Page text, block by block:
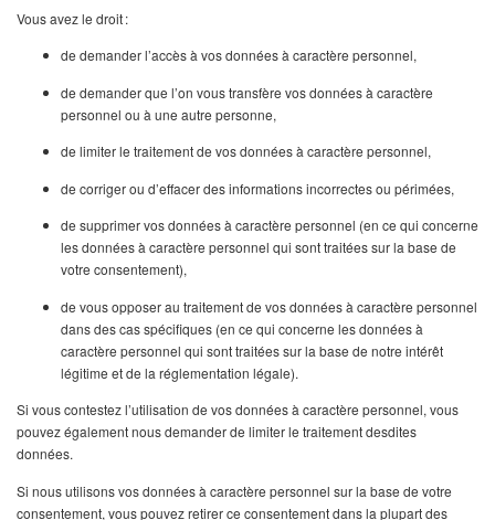
Vous avez le droit :
de demander l’accès à vos données à caractère personnel,
de demander que l’on vous transfère vos données à caractère
personnel ou à une autre personne,
de limiter le traitement de vos données à caractère personnel,
de corriger ou d’effacer des informations incorrectes ou périmées,
de supprimer vos données à caractère personnel (en ce qui concerne
les données à caractère personnel qui sont traitées sur la base de
votre consentement),
de vous opposer au traitement de vos données à caractère personnel
dans des cas spécifiques (en ce qui concerne les données à
caractère personnel qui sont traitées sur la base de notre intérêt
légitime et de la réglementation légale).
Si vous contestez l’utilisation de vos données à caractère personnel, vous
pouvez également nous demander de limiter le traitement desdites
données.
Si nous utilisons vos données à caractère personnel sur la base de votre
consentement, vous pouvez retirer ce consentement dans la plupart des